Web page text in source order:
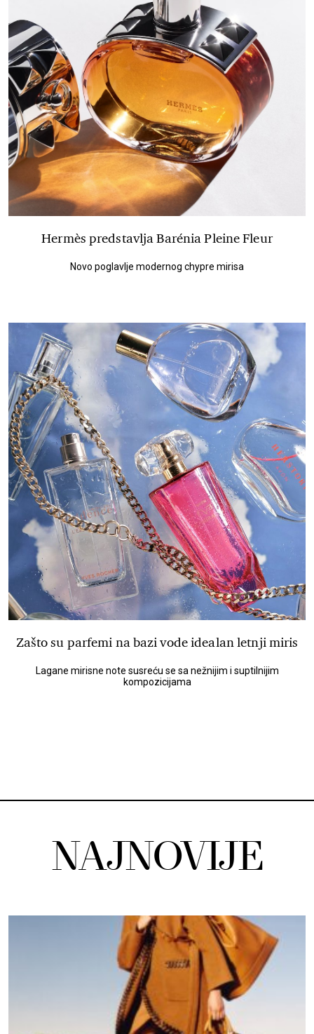
Hermès predstavlja Barénia Pleine Fleur
Novo poglavlje modernog chypre mirisa
Zašto su parfemi na bazi vode idealan letnji miris
Lagane mirisne note susreću se sa nežnijim i suptilnijim
kompozicijama
NAJNOVIJE